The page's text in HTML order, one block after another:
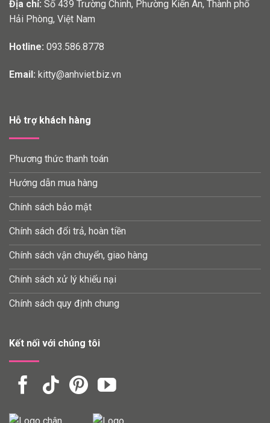
Địa chỉ: Số 439 Trường Chinh, Phường Kiến An, Thành phố
Hải Phòng, Việt Nam
Hotline: 093.586.8778
Email: kitty@anhviet.biz.vn
Hỗ trợ khách hàng
Phương thức thanh toán
Hướng dẫn mua hàng
Chính sách bảo mật
Chính sách đổi trả, hoàn tiền
Chính sách vận chuyển, giao hàng
Chính sách xử lý khiếu nại
Chính sách quy định chung
Kết nối với chúng tôi